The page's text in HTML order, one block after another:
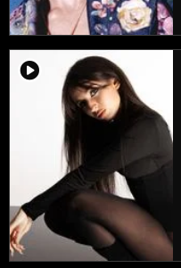
player2